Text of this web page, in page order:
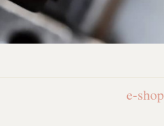
e-shop